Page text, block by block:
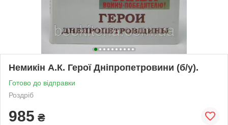
Немикін А.К. Герої Дніпропетровини (б/у).
Готово до відправки
Роздріб
985 ₴